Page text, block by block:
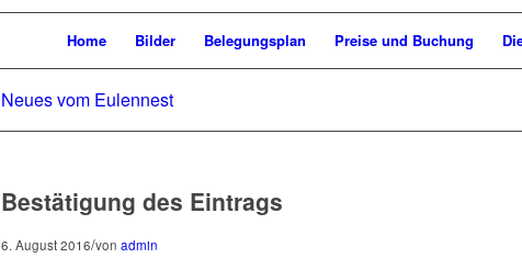
Home Bilder Belegungsplan Preise und Buchung
Neues vom Eulennest
Bestätigung des Eintrags
6. August 2016/von admin